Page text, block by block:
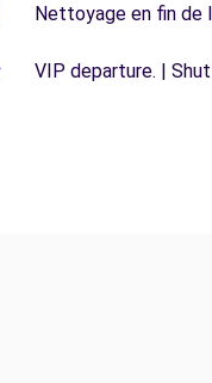
Nettoyage en fin de
VIP departure. |